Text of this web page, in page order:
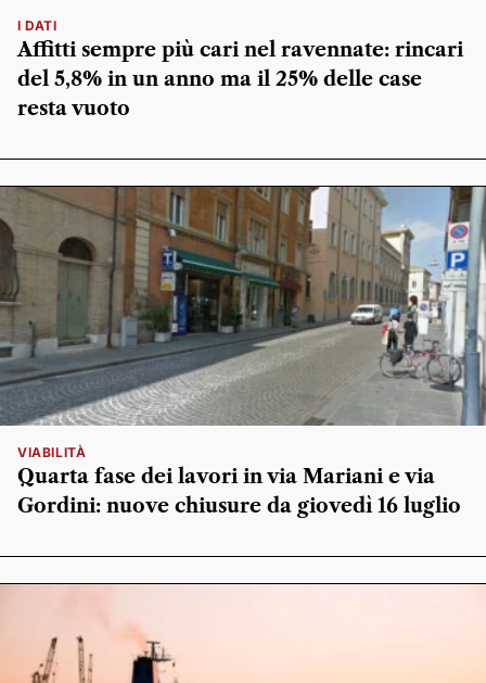
I DATI
Affitti sempre più cari nel ravennate: rincari
del 5,8% in un anno ma il 25% delle case
resta vuoto
VIABILITÀ
Quarta fase dei lavori in via Mariani e via
Gordini: nuove chiusure da giovedì 16 luglio